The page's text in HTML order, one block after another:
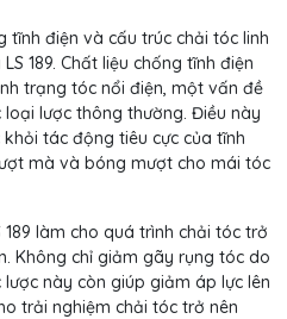
tĩnh điện và cấu trúc chải tóc linh
189. Chất liệu chống tĩnh điện
trạng tóc nổi điện, một vấn đề
lược thông thường. Điều này
tác động tiêu cực của tĩnh
mà và bóng mượt cho mái tóc
làm cho quá trình chải tóc trở
Không chỉ giảm gãy rụng tóc do
này còn giúp giảm áp lực lên
trải nghiệm chải tóc trở nên